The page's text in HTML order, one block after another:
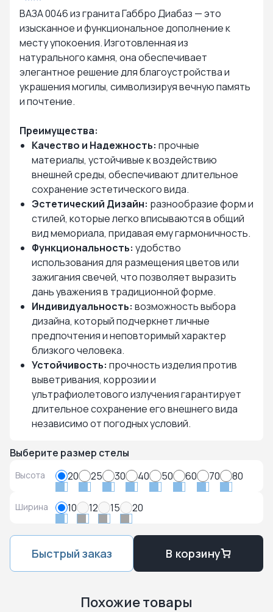
ВАЗА 0046 из гранита Габбро Диабаз — это
изысканное и функциональное дополнение к
месту упокоения. Изготовленная из
натурального камня, она обеспечивает
элегантное решение для благоустройства и
украшения могилы, символизируя вечную память
и почтение.
Преимущества:
Качество и Надежность: прочные
материалы, устойчивые к воздействию
внешней среды, обеспечивают длительное
сохранение эстетического вида.
Эстетический Дизайн: разнообразие форм и
стилей, которые легко вписываются в общий
вид мемориала, придавая ему гармоничность.
Функциональность: удобство
использования для размещения цветов или
зажигания свечей, что позволяет выразить
дань уважения в традиционной форме.
Индивидуальность: возможность выбора
дизайна, который подчеркнет личные
предпочтения и неповторимый характер
близкого человека.
Устойчивость: прочность изделия против
выветривания, коррозии и
ультрафиолетового излучения гарантирует
длительное сохранение его внешнего вида
независимо от погодных условий.
Выберите размер стелы
Высота 20 25 30 40 50 60 70 80
Ширина 10 12 15 20
Быстрый заказ В корзину
Похожие товары